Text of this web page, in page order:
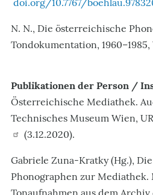
doi.org/10.7767/
N. N., Die österreichische
Tondokumentation, 1960–1985,
Publikationen der Person /
Österreichische Mediathek.
Technisches Museum Wien,
(3.12.2020).
Gabriele Zuna-Kratky (Hg.),
Phonographen zur
Tonaufnahmen aus dem